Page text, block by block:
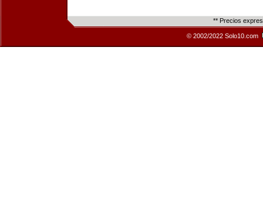
** Precios
© 2002/2022 Solo10.com